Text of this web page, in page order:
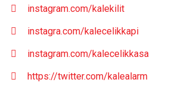
instagram.com/kalekilit
instagra.com/kalecelikkapi
instagram.com/kalecelikkasa
https://twitter.com/kalealarm